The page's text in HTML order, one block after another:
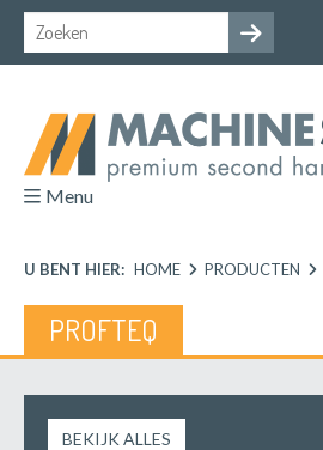
Menu
U BENT HIER: HOME PRODUCTEN
PROFTEQ
BEKIJK ALLES